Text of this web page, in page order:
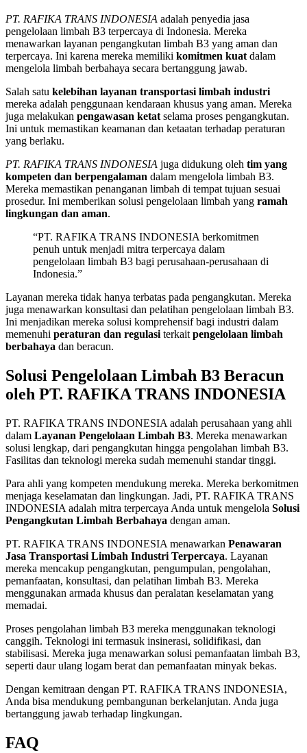
PT. RAFIKA TRANS INDONESIA adalah penyedia jasa
pengelolaan limbah B3 terpercaya di Indonesia. Mereka
menawarkan layanan pengangkutan limbah B3 yang aman dan
terpercaya. Ini karena mereka memiliki komitmen kuatdalam
mengelola limbah berbahaya secara bertanggung jawab.
Salah satu kelebihan layanan transportasi limbah industri
mereka adalah penggunaan kendaraan khusus yang aman. Mereka
juga melakukan pengawasan ketatselama proses pengangkutan.
Ini untuk memastikan keamanan dan ketaatan terhadap peraturan
yang berlaku.
PT. RAFIKA TRANS INDONESIA juga didukung oleh tim yang
kompeten dan berpengalaman dalam mengelola limbah B3.
Mereka memastikan penanganan limbah di tempat tujuan sesuai
prosedur. Ini memberikan solusi pengelolaan limbah yang ramah
lingkungan dan aman.
“PT. RAFIKA TRANS INDONESIA berkomitmen
penuh untuk menjadi mitra terpercaya dalam
pengelolaan limbah B3 bagi perusahaan-perusahaan di
Indonesia.”
Layanan mereka tidak hanya terbatas pada pengangkutan. Mereka
juga menawarkan konsultasi dan pelatihan pengelolaan limbah B3.
Ini menjadikan mereka solusi komprehensif bagi industri dalam
memenuhi peraturan dan regulasiterkaitpengelolaan limbah
berbahaya dan beracun.
Solusi Pengelolaan Limbah B3 Beracun
oleh PT. RAFIKA TRANS INDONESIA
PT. RAFIKA TRANS INDONESIA adalah perusahaan yang ahli
dalam Layanan Pengelolaan Limbah B3. Mereka menawarkan
solusi lengkap, dari pengangkutan hingga pengolahan limbah B3.
Fasilitas dan teknologi mereka sudah memenuhi standar tinggi.
Para ahli yang kompeten mendukung mereka. Mereka berkomitmen
menjaga keselamatan dan lingkungan. Jadi, PT. RAFIKA TRANS
INDONESIA adalah mitra terpercaya Anda untuk mengelola Solusi
Pengangkutan Limbah Berbahaya dengan aman.
PT. RAFIKA TRANS INDONESIA menawarkan Penawaran
Jasa Transportasi Limbah Industri Terpercaya. Layanan
mereka mencakup pengangkutan, pengumpulan, pengolahan,
pemanfaatan, konsultasi, dan pelatihan limbah B3. Mereka
menggunakan armada khusus dan peralatan keselamatan yang
memadai.
Proses pengolahan limbah B3 mereka menggunakan teknologi
canggih. Teknologi ini termasuk insinerasi, solidifikasi, dan
stabilisasi. Mereka juga menawarkan solusi pemanfaatan limbah B3,
seperti daur ulang logam berat dan pemanfaatan minyak bekas.
Dengan kemitraan dengan PT. RAFIKA TRANS INDONESIA,
Anda bisa mendukung pembangunan berkelanjutan. Anda juga
bertanggung jawab terhadap lingkungan.
FAQ